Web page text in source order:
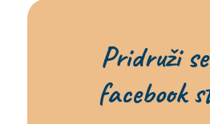
Pridruži
facebook